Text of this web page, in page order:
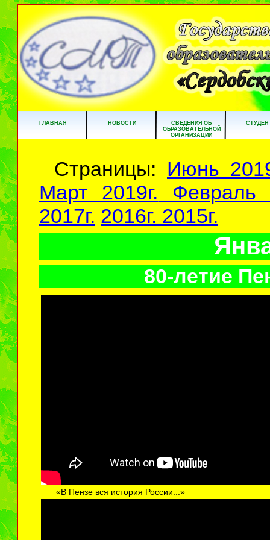
ГЛАВНАЯ НОВОСТИ
СВЕДЕНИЯ ОБ
ОБРАЗОВАТЕЛЬНОЙ
ОРГАНИЗАЦИИ
Страницы: Июнь
Март 2019г. Февраль
2017г. 2016г. 2015г.
80-летие
«В Пензе вся история России...»